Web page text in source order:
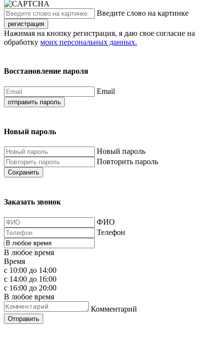
Введите слово на картинке
регистрация
Нажимая на кнопку регистрация, я даю свое согласие на
обработку моих персональных данных.
Восстановление пароля
Email
отправить пароль
Новый пароль
Новый пароль
Повторить пароль
Сохранить
Заказать звонок
ФИО
Телефон
В любое время
Время
с 10:00 до 14:00
с 14:00 до 16:00
с 16:00 до 20:00
В любое время
Комментарий
Отправить